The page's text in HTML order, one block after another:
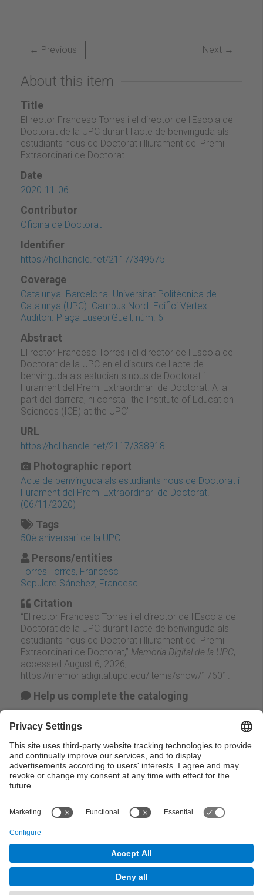
← Previous Next →
About this item
Title
El rector Francesc Torres i el director de l'Escola de
Doctorat de la UPC durant l'acte de benvinguda als
estudiants nous de Doctorat i lliurament del Premi
Extraordinari de Doctorat
Date
2020-11-06
Contributor
Oficina de Doctorat
Identifier
https://hdl.handle.net/2117/349675
Coverage
Catalunya. Barcelona. Universitat Politècnica de
Catalunya (UPC). Campus Nord. Edifici Vèrtex.
Auditori. Plaça Eusebi Güell, núm. 6
Abstract
El rector Francesc Torres i el director de l'Escola de
Doctorat de la UPC en el discurs de l'acte de
benvinguda als estudiants nous de Doctorat i
lliurament del Premi Extraordinari de Doctorat. A la
part del darrera, hi consta "the Institute of Education
Sciences (ICE) at the UPC"
URL
https://hdl.handle.net/2117/338918
Photographic report
Acte de benvinguda als estudiants nous de Doctorat i
lliurament del Premi Extraordinari de Doctorat.
(06/11/2020)
Tags
50è aniversari de la UPC
Persons/entities
Torres Torres, Francesc
Sepulcre Sánchez, Francesc
Citation
“El rector Francesc Torres i el director de l'Escola de
Doctorat de la UPC durant l'acte de benvinguda als
estudiants nous de Doctorat i lliurament del Premi
Extraordinari de Doctorat,” Memòria Digital de la UPC,
accessed August 6, 2026,
https://memoriadigital.upc.edu/items/show/17601
Help us complete the cataloging
Suggest change
Facebook Twitter Email
© UPC Universitat Politècnica de Catalunya ·
BarcelonaTech